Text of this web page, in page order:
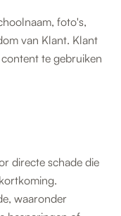
foto's,
van Klant. Klant
te gebruiken
directe schade die
waaronder